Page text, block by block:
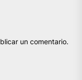
un comentario.